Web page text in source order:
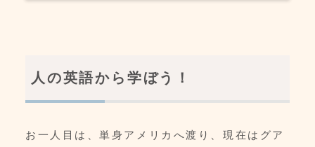
人の英語から学ぼう！
お一人目は、単身アメリカへ渡り、現在はグア